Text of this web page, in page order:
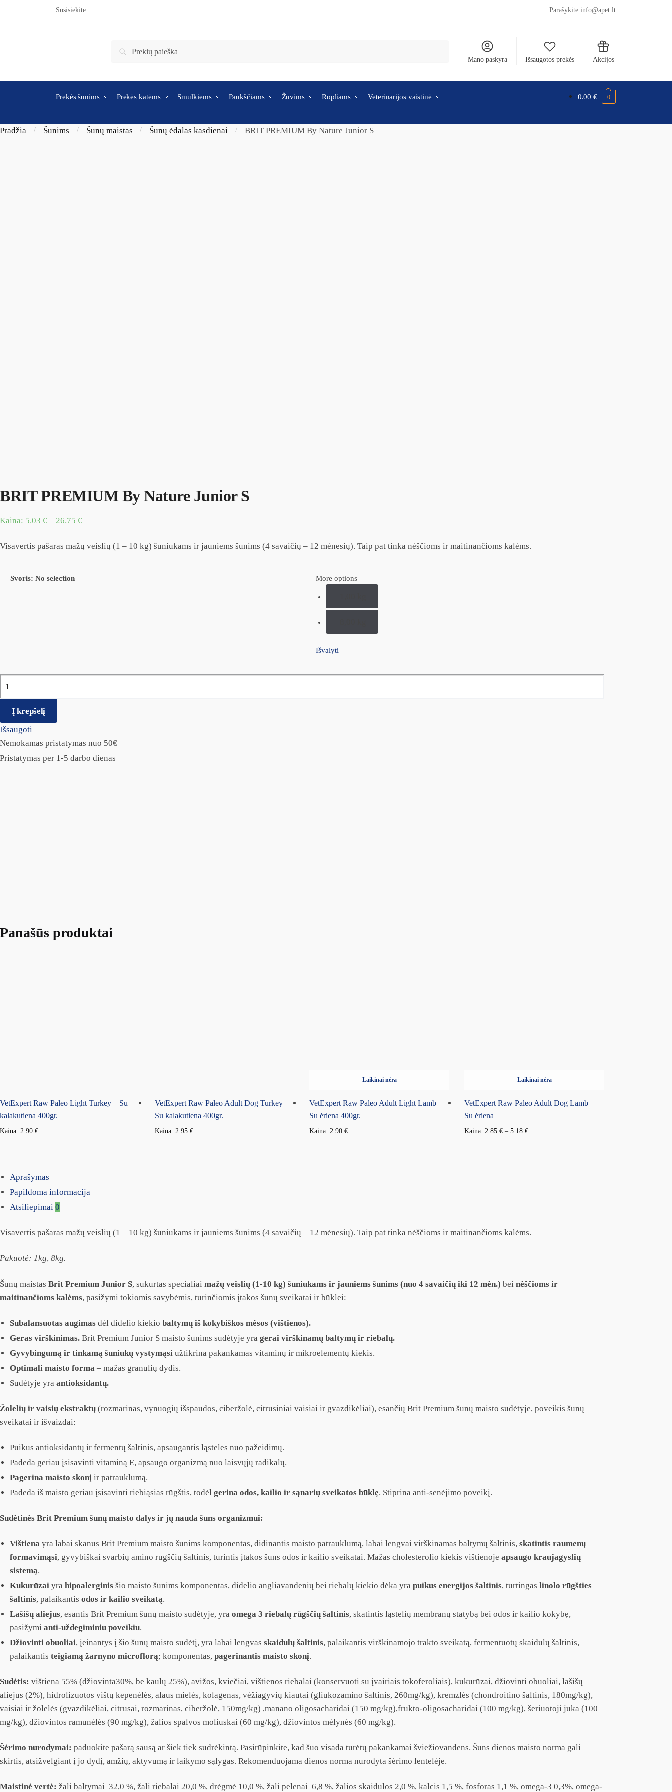
Skip to navigationSusisiekite Parašykite info@apet.lt
Ieškoti:
Ieškoti
Mano paskyra Išsaugotos prekės Akcijos
Prekės šunims Prekės katėms Smulkiems Paukščiams Žuvims Ropliams Veterinarijos vaistinė 0.00€ 0
Pradžia / Šunims / Šunų maistas / Šunų ėdalas kasdienai / BRIT PREMIUM By Nature Junior S
BRIT PREMIUM By Nature Junior S
Kaina: 5.03 € – 26.75 €
Visavertis pašaras mažų veislių (1 – 10 kg) šuniukams ir jauniems šunims (4 savaičių – 12 mėnesių). Taip pat tinka nėščioms ir maitinančioms kalėms.
Svoris: No selection More options
Išvalyti
Į krepšelį
Išsaugoti
Nemokamas pristatymas nuo 50€
Pristatymas per 1-5 darbo dienas
Panašūs produktai
VetExpert Raw Paleo Light Turkey – Su
kalakutiena 400gr.
Kaina: 2.90 €
VetExpert Raw Paleo Adult Dog Turkey –
Su kalakutiena 400gr.
Kaina: 2.95 €
Laikinai nėra
VetExpert Raw Paleo Adult Light Lamb –
Su ėriena 400gr.
Kaina: 2.90€
Laikinai nėra
VetExpert Raw Paleo Adult Dog Lamb –
Su ėriena
Kaina: 2.85€ –5.18€
Aprašymas
Papildoma informacija
Atsiliepimai 0
Visavertis pašaras mažų veislių (1 – 10 kg) šuniukams ir jauniems šunims (4 savaičių – 12 mėnesių). Taip pat tinka nėščioms ir maitinančioms kalėms.
Pakuotė: 1kg, 8kg.
Šunų maistas Brit Premium Junior S, sukurtas specialiai mažų veislių (1-10 kg) šuniukams ir jauniems šunims (nuo 4 savaičių iki 12 mėn.) bei nėščioms ir
maitinančioms kalėms, pasižymi tokiomis savybėmis, turinčiomis įtakos šunų sveikatai ir būklei:
Subalansuotas augimas dėl didelio kiekio baltymų iš kokybiškos mėsos (vištienos).
Geras virškinimas. Brit Premium Junior S maisto šunims sudėtyje yra gerai virškinamų baltymų ir riebalų.
Gyvybingumą ir tinkamą šuniukų vystymąsi užtikrina pakankamas vitaminų ir mikroelementų kiekis.
Optimali maisto forma – mažas granulių dydis.
Sudėtyje yra antioksidantų.
Žolelių ir vaisių ekstraktų (rozmarinas, vynuogių išspaudos, ciberžolė, citrusiniai vaisiai ir gvazdikėliai), esančių Brit Premium šunų maisto sudėtyje, poveikis šunų
sveikatai ir išvaizdai:
Puikus antioksidantų ir fermentų šaltinis, apsaugantis ląsteles nuo pažeidimų.
Padeda geriau įsisavinti vitaminą E, apsaugo organizmą nuo laisvųjų radikalų.
Pagerina maisto skonį ir patrauklumą.
Padeda iš maisto geriau įsisavinti riebiąsias rūgštis, todėl gerina odos, kailio ir sąnarių sveikatos būklę. Stiprina anti-senėjimo poveikį.
Sudėtinės Brit Premium šunų maisto dalys ir jų nauda šuns organizmui:
Vištiena yra labai skanus Brit Premium maisto šunims komponentas, didinantis maisto patrauklumą, labai lengvai virškinamas baltymų šaltinis, skatintis raumenų
formavimąsi, gyvybiškai svarbių amino rūgščių šaltinis, turintis įtakos šuns odos ir kailio sveikatai. Mažas cholesterolio kiekis vištienoje apsaugo kraujagyslių
sistemą.
Kukurūzai yra hipoalerginis šio maisto šunims komponentas, didelio angliavandenių bei riebalų kiekio dėka yra puikus energijos šaltinis, turtingas linolo rūgšties
šaltinis, palaikantis odos ir kailio sveikatą.
Lašišų aliejus, esantis Brit Premium šunų maisto sudėtyje, yra omega 3 riebalų rūgščių šaltinis, skatintis ląstelių membranų statybą bei odos ir kailio kokybę,
pasižymi anti-uždegiminiu poveikiu.
Džiovinti obuoliai, įeinantys į šio šunų maisto sudėtį, yra labai lengvas skaidulų šaltinis, palaikantis virškinamojo trakto sveikatą, fermentuotų skaidulų šaltinis,
palaikantis teigiamą žarnyno microflorą; komponentas, pagerinantis maisto skonį.
Sudėtis: vištiena 55% (džiovinta30%, be kaulų 25%), avižos, kviečiai, vištienos riebalai (konservuoti su įvairiais tokoferoliais), kukurūzai, džiovinti obuoliai, lašišų
aliejus (2%), hidrolizuotos vištų kepenėlės, alaus mielės, kolagenas, vėžiagyvių kiautai (gliukozamino šaltinis, 260mg/kg), kremzlės (chondroitino šaltinis, 180mg/kg),
vaisiai ir žolelės (gvazdikėliai, citrusai, rozmarinas, ciberžolė, 150mg/kg) ,manano oligosacharidai (150 mg/kg),frukto-oligosacharidai (100 mg/kg), šeriuotoji juka (100
mg/kg), džiovintos ramunėlės (90 mg/kg), žalios spalvos moliuskai (60 mg/kg), džiovintos mėlynės (60 mg/kg).
Šėrimo nurodymai: paduokite pašarą sausą ar šiek tiek sudrėkintą. Pasirūpinkite, kad šuo visada turėtų pakankamai šviežiovandens. Šuns dienos maisto norma gali
skirtis, atsižvelgiant į jo dydį, amžių, aktyvumą ir laikymo sąlygas. Rekomenduojama dienos norma nurodyta šėrimo lentelėje.
Maistinė vertė: žali baltymai 32,0 %, žali riebalai 20,0 %, drėgmė 10,0 %, žali pelenai 6,8 %, žalios skaidulos 2,0 %, kalcis 1,5 %, fosforas 1,1 %, omega-3 0,3%, omega-